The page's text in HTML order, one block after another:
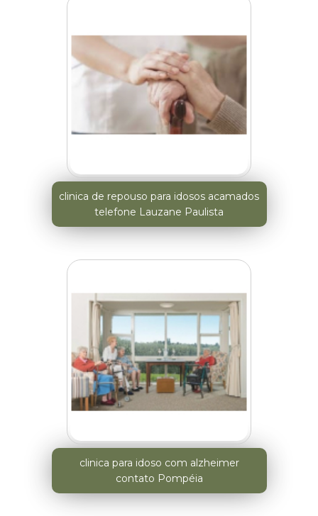
clinica de repouso para idosos acamados
telefone Lauzane Paulista
clinica para idoso com alzheimer
contato Pompéia